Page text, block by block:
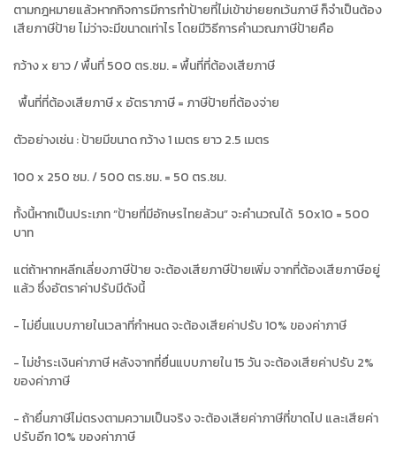
ตามกฎหมายแล้วหากกิจการมีการทำป้ายที่ไม่เข้าข่ายยกเว้นภาษี ก็จำเป็นต้อง
เสียภาษีป้าย ไม่ว่าจะมีขนาดเท่าไร โดยมีวิธีการคำนวณภาษีป้ายคือ
กว้าง x ยาว / พื้นที่ 500 ตร.ซม. = พื้นที่ที่ต้องเสียภาษี
พื้นที่ที่ต้องเสียภาษี x อัตราภาษี = ภาษีป้ายที่ต้องจ่าย
ตัวอย่างเช่น : ป้ายมีขนาด กว้าง 1 เมตร ยาว 2.5 เมตร
100 x 250 ซม. / 500 ตร.ซม. = 50 ตร.ซม.
ทั้งนี้หากเป็นประเภท “ป้ายที่มีอักษรไทยล้วน” จะคำนวณได้ 50x10 = 500
บาท
แต่ถ้าหากหลีกเลี่ยงภาษีป้าย จะต้องเสียภาษีป้ายเพิ่ม จากที่ต้องเสียภาษีอยู่
แล้ว ซึ่งอัตราค่าปรับมีดังนี้
- ไม่ยื่นแบบภายในเวลาที่กำหนด จะต้องเสียค่าปรับ 10% ของค่าภาษี
- ไม่ชำระเงินค่าภาษี หลังจากที่ยื่นแบบภายใน 15 วัน จะต้องเสียค่าปรับ 2%
ของค่าภาษี
- ถ้ายื่นภาษีไม่ตรงตามความเป็นจริง จะต้องเสียค่าภาษีที่ขาดไป และเสียค่า
ปรับอีก 10% ของค่าภาษี